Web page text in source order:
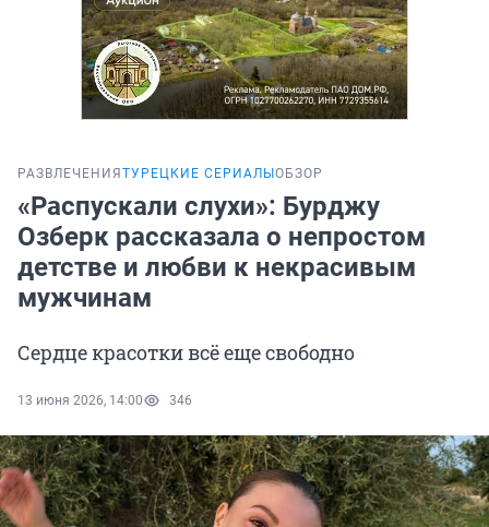
РАЗВЛЕЧЕНИЯ ТУРЕЦКИЕ СЕРИАЛЫ ОБЗОР
«Распускали слухи»: Бурджу
Озберк рассказала о непростом
детстве и любви к некрасивым
мужчинам
Сердце красотки всё еще свободно
13 июня 2026, 14:00 346